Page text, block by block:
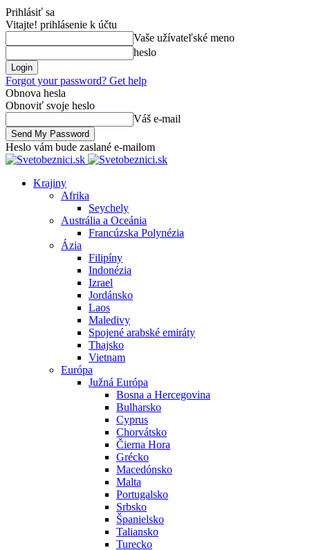
Prihlásiť sa
Vitajte! prihlásenie k účtu
Vaše užívateľské meno
heslo
Forgot your password? Get help
Obnova hesla
Obnoviť svoje heslo
Váš e-mail
Heslo vám bude zaslané e-mailom
Krajiny
Afrika
Seychely
Austrália a Oceánia
Francúzska Polynézia
Ázia
Filipíny
Indonézia
Izrael
Jordánsko
Laos
Maledivy
Spojené arabské emiráty
Thajsko
Vietnam
Európa
Južná Európa
Bosna a Hercegovina
Bulharsko
Cyprus
Chorvátsko
Čierna Hora
Grécko
Macedónsko
Malta
Portugalsko
Srbsko
Španielsko
Taliansko
Turecko